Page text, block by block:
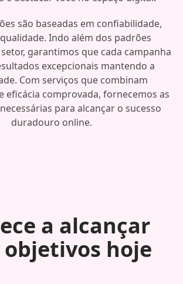
são baseadas em confiabilidade,
Indo além dos padrões
garantimos que cada campanha
excepcionais mantendo a
Com serviços que combinam
eficácia comprovada, fornecemos as
para alcançar o sucesso
duradouro online.
a alcançar
objetivos hoje